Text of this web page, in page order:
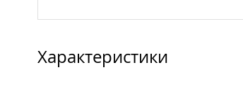
Характеристики